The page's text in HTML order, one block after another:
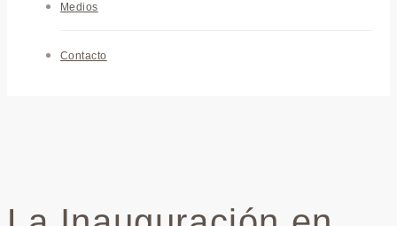
Medios
Contacto